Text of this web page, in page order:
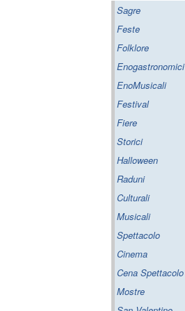
Sagre
Feste
Folklore
Enogastronomici
EnoMusicali
Festival
Fiere
Storici
Halloween
Raduni
Culturali
Musicali
Spettacolo
Cinema
Cena Spettacolo
Mostre